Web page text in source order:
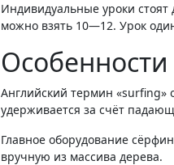
Индивидуальные уроки
можно взять 10—12. Урок
Английский термин «surfing»
удерживается за счёт
Главное оборудование
вручную из массива дерева.